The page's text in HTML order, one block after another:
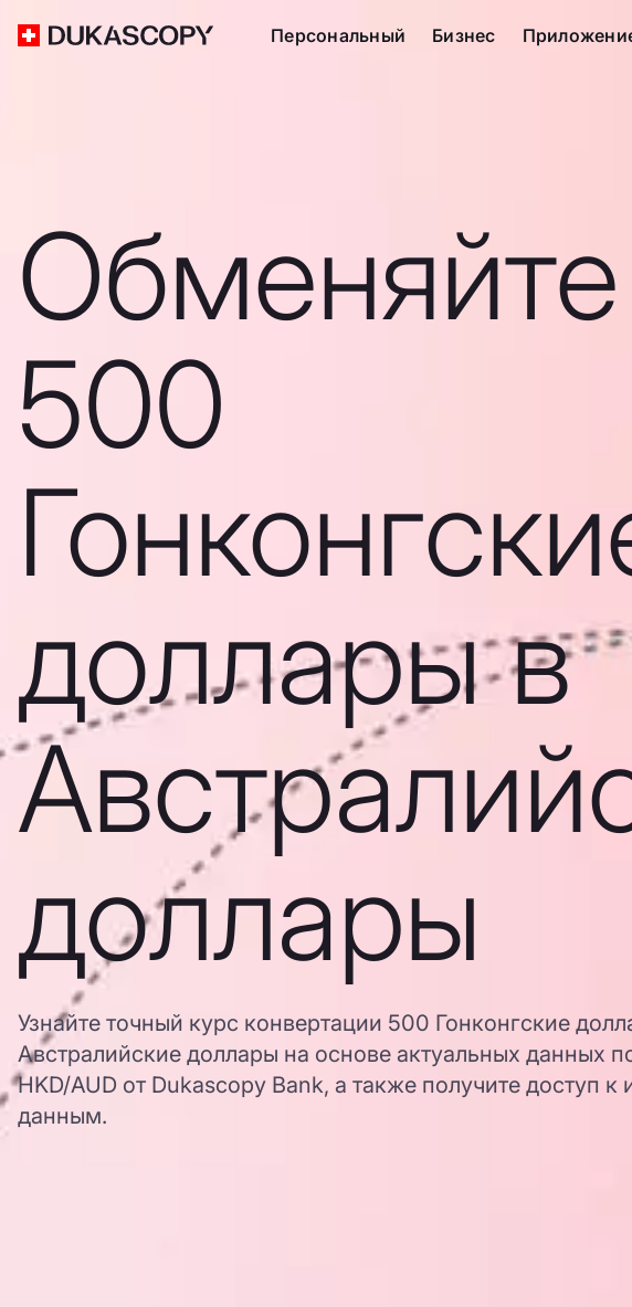
Персональный Бизнес
Обменяйте
500
доллары в
доллары
Узнайте точный курс конвертации 500 Гонконгские
Австралийские доллары на основе актуальных данных
HKD/AUD от Dukascopy Bank, а также получите доступ к
данным.